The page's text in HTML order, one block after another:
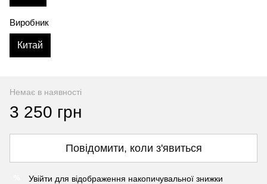
Виробник
Китай
Немає в наявності
3 250 грн
Повідомити, коли з'явиться
Увійти для відображення накопичувальної знижки